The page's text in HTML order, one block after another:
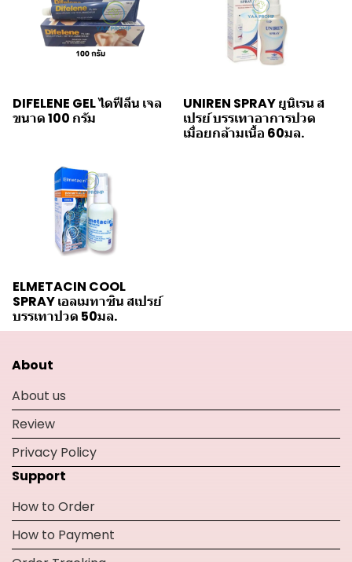
DIFELENE GEL ไดฟีลีน เจล
ขนาด 100 กรัม
UNIREN SPRAY ยูนิเรน ส
เปรย์ บรรเทาอาการปวด
เมื่อยกล้ามเนื้อ 60มล.
ELMETACIN COOL
SPRAY เอลเมทาซิน สเปรย์
บรรเทาปวด 50มล.
About
About us
Review
Privacy Policy
Support
How to Order
How to Payment